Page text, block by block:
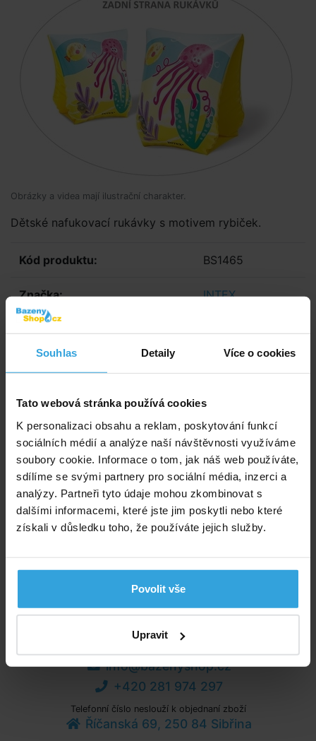
Souhlas Detaily Více o cookies
Tato webová stránka používá cookies
K personalizaci obsahu a reklam, poskytování funkcí
sociálních médií a analýze naší návštěvnosti využíváme
soubory cookie. Informace o tom, jak náš web používáte,
sdílíme se svými partnery pro sociální média, inzerci a
analýzy. Partneři tyto údaje mohou zkombinovat s
dalšími informacemi, které jste jim poskytli nebo které
získali v důsledku toho, že používáte jejich služby.
Povolit vše
Upravit
Obrázky a videa mají ilustrační charakter.
Dětské nafukovací rukávky s motivem rybiček.
Kód produktu: BS1465
Značka: INTEX
E-shop:Skladem > 10 ks
v pondělí u vás
Prodejna:
Skladem 1 ks
28,93 Kč bez DPH
Do košíku
Zeptej se prodavače
Podrobný popis
Dvoukomorové. Snadnější navlékání na ruce. Zpětný
Poradíme vám!
info@bazenyshop.cz
+420 281 974 297
Telefonní číslo neslouží k objednaní zboží
Říčanská 69, 250 84 Sibřina